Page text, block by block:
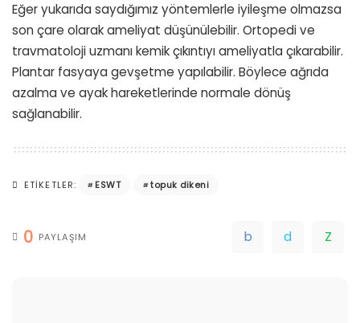
Eğer yukarıda saydığımız yöntemlerle iyileşme olmazsa
son çare olarak ameliyat düşünülebilir. Ortopedi ve
travmatoloji uzmanı kemik çıkıntıyı ameliyatla çıkarabilir.
Plantar fasyaya gevşetme yapılabilir. Böylece ağrıda
azalma ve ayak hareketlerinde normale dönüş
sağlanabilir.
ETIKETLER: ESWT topuk dikeni
0 PAYLAŞIM